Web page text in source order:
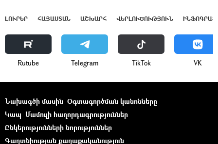
ԼՈՒՐԵՐ ՀԱՅԱՍՏԱՆ ԱՇԽԱՐՀ ՎԵՐԼՈՒԾՈՒԹՅՈՒՆ
Rutube Telegram ТikТоk VK
Նախագծի մասին Օգտագործման կանոնները
Կապ Մամուլի հաղորդագրություններ
Ընկերությունների նորություններ
Գաղտնիության քաղաքականություն